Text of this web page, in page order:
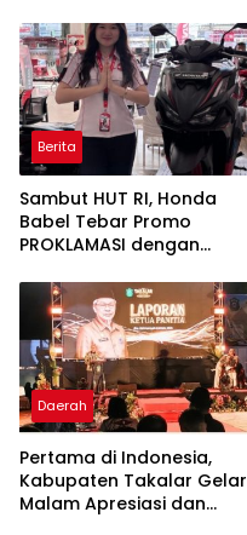
Pelayanan Kesehatan
Berkualitas
Berita
Sambut HUT RI, Honda
Babel Tebar Promo
PROKLAMASI dengan
Jutaan Rupiah
Daerah
Pertama di Indonesia,
Kabupaten Takalar Gelar
Malam Apresiasi dan